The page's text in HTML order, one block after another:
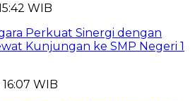
WIB
Perkuat Sinergi dengan
Kunjungan ke SMP Negeri 1
WIB